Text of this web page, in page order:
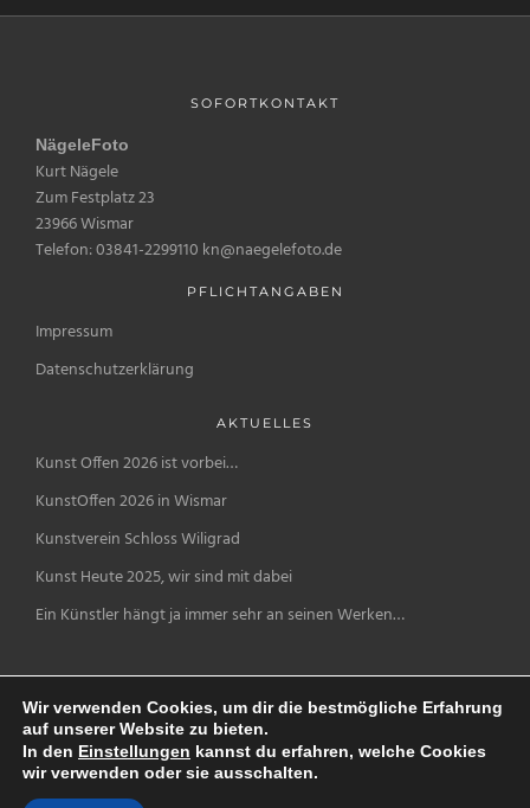
SOFORTKONTAKT
NägeleFoto
Kurt Nägele
Zum Festplatz 23
23966 Wismar
Telefon: 03841-2299110 kn@naegelefoto.de
PFLICHTANGABEN
Impressum
Datenschutzerklärung
AKTUELLES
Kunst Offen 2026 ist vorbei…
KunstOffen 2026 in Wismar
Kunstverein Schloss Wiligrad
Kunst Heute 2025, wir sind mit dabei
Ein Künstler hängt ja immer sehr an seinen Werken…
Wir verwenden Cookies, um dir die bestmögliche Erfahrung
auf unserer Website zu bieten.
In den Einstellungen kannst du erfahren, welche Cookies
wir verwenden oder sie ausschalten.